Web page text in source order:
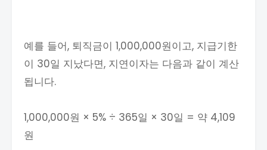
예를 들어, 퇴직금이 1,000,000원이고, 지급기한
이 30일 지났다면, 지연이자는 다음과 같이 계산
됩니다.
1,000,000원 × 5% ÷ 365일 × 30일 = 약 4,109
원